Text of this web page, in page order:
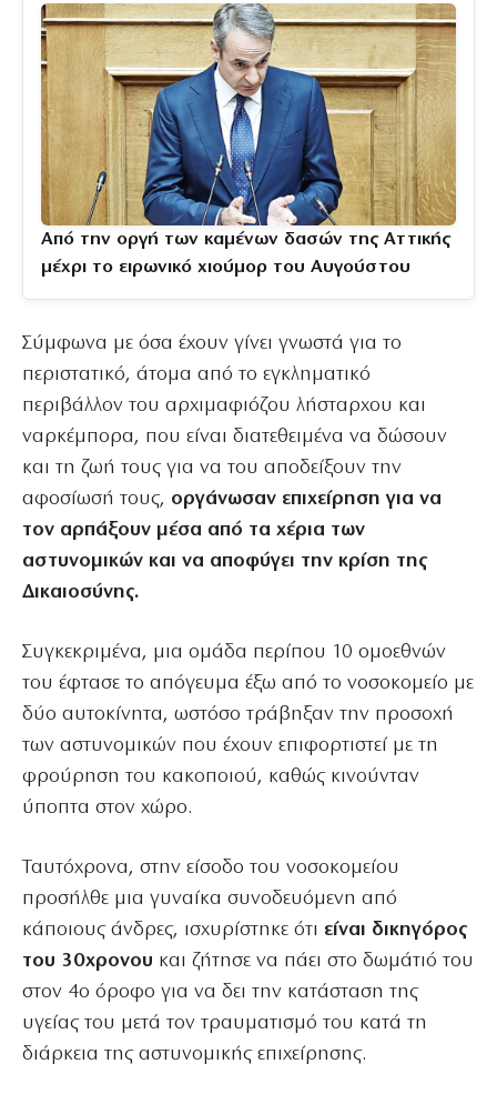
Από την οργή των καμένων δασών της Αττικής
μέχρι το ειρωνικό χιούμορ του Αυγούστου
Σύμφωνα με όσα έχουν γίνει γνωστά για το
περιστατικό, άτομα από το εγκληματικό
περιβάλλον του αρχιμαφιόζου λήσταρχου και
ναρκέμπορα, που είναι διατεθειμένα να δώσουν
και τη ζωή τους για να του αποδείξουν την
αφοσίωσή τους, οργάνωσαν επιχείρηση για να
τον αρπάξουν μέσα από τα χέρια των
αστυνομικών και να αποφύγει την κρίση της
Δικαιοσύνης.
Συγκεκριμένα, μια ομάδα περίπου 10 ομοεθνών
του έφτασε το απόγευμα έξω από το νοσοκομείο με
δύο αυτοκίνητα, ωστόσο τράβηξαν την προσοχή
των αστυνομικών που έχουν επιφορτιστεί με τη
φρούρηση του κακοποιού, καθώς κινούνταν
ύποπτα στον χώρο.
Ταυτόχρονα, στην είσοδο του νοσοκομείου
προσήλθε μια γυναίκα συνοδευόμενη από
κάποιους άνδρες, ισχυρίστηκε ότι είναι δικηγόρος
του 30χρονου και ζήτησε να πάει στο δωμάτιό του
στον 4ο όροφο για να δει την κατάσταση της
υγείας του μετά τον τραυματισμό του κατά τη
διάρκεια της αστυνομικής επιχείρησης.